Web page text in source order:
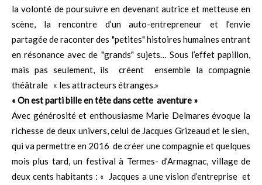
la volonté de poursuivre en devenant autrice et metteuse en
scène, la rencontre d’un auto-entrepreneur et l’envie
partagée de raconter des "petites" histoires humaines entrant
en résonance avec de "grands" sujets… Sous l’effet papillon,
mais pas seulement, ils créent ensemble la compagnie
théâtrale « les attracteurs étranges.»
« On est parti bille en tête dans cette aventure »
Avec générosité et enthousiasme Marie Delmares évoque la
richesse de deux univers, celui de Jacques Grizeaud et le sien,
qui va permettre en 2016 de créer une compagnie et quelques
mois plus tard, un festival à Termes- d’Armagnac, village de
deux cents habitants : « Jacques a une vision d’entreprise et